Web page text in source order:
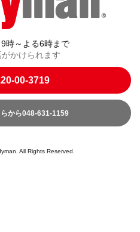
時～よる6時まで
かけられます
00-3719
から048-631-1159
All Rights Reserved.